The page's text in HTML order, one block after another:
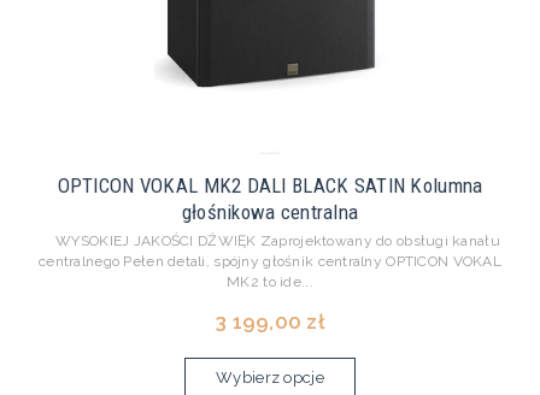
OPTICON VOKAL MK2 DALI BLACK SATIN Kolumna
głośnikowa centralna
WYSOKIEJ JAKOŚCI DŹWIĘK Zaprojektowany do obsługi kanału
centralnego Pełen detali, spójny głośnik centralny OPTICON VOKAL
MK2 to ide...
3 199,00 zł
Wybierz opcje